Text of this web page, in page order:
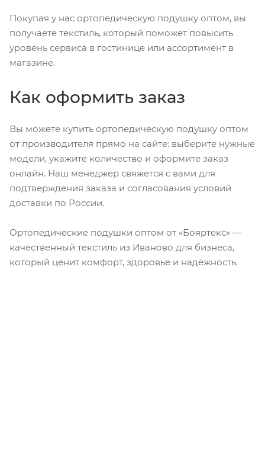
Покупая у нас ортопедическую подушку оптом, вы
получаете текстиль, который поможет повысить
уровень сервиса в гостинице или ассортимент в
магазине.
Как оформить заказ
Вы можете купить ортопедическую подушку оптом
от производителя прямо на сайте: выберите нужные
модели, укажите количество и оформите заказ
онлайн. Наш менеджер свяжется с вами для
подтверждения заказа и согласования условий
доставки по России.
Ортопедические подушки оптом от «Бояртекс» —
качественный текстиль из Иваново для бизнеса,
который ценит комфорт, здоровье и надёжность.